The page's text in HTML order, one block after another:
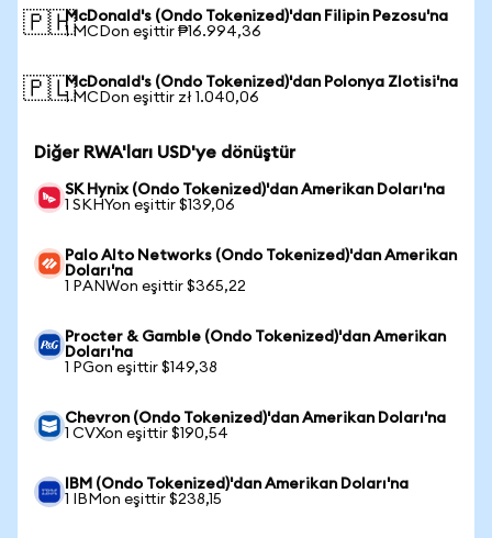
🇵🇭McDonald's (Ondo Tokenized)'dan Filipin Pezosu'na
1 MCDon eşittir ₱16.994,36
🇵🇱McDonald's (Ondo Tokenized)'dan Polonya Zlotisi'na
1 MCDon eşittir zł 1.040,06
Diğer RWA'ları USD'ye dönüştür
SK Hynix (Ondo Tokenized)'dan Amerikan Doları'na
1 SKHYon eşittir $139,06
Palo Alto Networks (Ondo Tokenized)'dan Amerikan
Doları'na
1 PANWon eşittir $365,22
Procter & Gamble (Ondo Tokenized)'dan Amerikan
Doları'na
1 PGon eşittir $149,38
Chevron (Ondo Tokenized)'dan Amerikan Doları'na
1 CVXon eşittir $190,54
IBM (Ondo Tokenized)'dan Amerikan Doları'na
1 IBMon eşittir $238,15